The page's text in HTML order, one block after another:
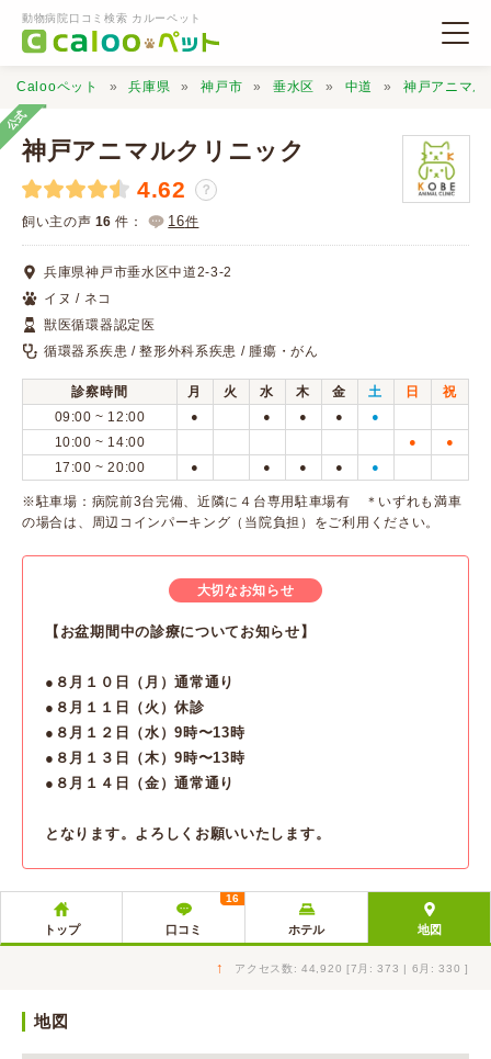
動物病院口コミ検索 カルーペット
動物病院検索
口コミ検索
Calooペットとは？
口コミ投稿
Calooペット 兵庫県 神戸市 垂水区 中道 神戸アニマル
公式
神戸アニマルクリニック
4.62 ？
飼い主の声 16 件： 16件
兵庫県神戸市垂水区中道2-3-2
イヌ / ネコ
獣医循環器認定医
循環器系疾患 / 整形外科系疾患 / 腫瘍・がん
診察時間 月 火 水 木 金 土 日
祝
09:00 ~ 12:00
● ● ● ● ●
10:00 ~ 14:00 ● ●
17:00 ~ 20:00 ● ● ● ● ●
※駐車場：病院前3台完備、近隣に４台専用駐車場有 ＊いずれも満車
の場合は、周辺コインパーキング（当院負担）をご利用ください。
大切なお知らせ
【お盆期間中の診療についてお知らせ】
●８月１０日（月）通常通り
●８月１１日（火）休診
●８月１２日（水）9時〜13時
●８月１３日（木）9時〜13時
●８月１４日（金）通常通り
となります。よろしくお願いいたします。
トップ 口コミ
16
ホテル 地図
↑ アクセス数: 44,920 [7月: 373 | 6月: 330 ]
地図